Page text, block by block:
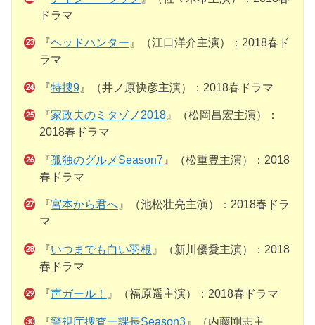
ドラマ
『ヘッドハンター 』（江口洋介主演）：2018春ド
ラマ
『特捜9』（井ノ原快彦主演）：2018春ドラマ
『家政夫のミタゾノ2018』（松岡昌宏主演）：
2018春ドラマ
『孤独のグルメSeason7 』（松重豊主演）：2018
春ドラマ
『宮本から君へ』（池松壮亮主演）：2018春ドラ
マ
『いつまでも白い羽根 』（新川優愛主演）：2018
春ドラマ
『声ガール！ 』（福原遥主演）：2018春ドラマ
『警視庁捜査一課長Season3』（内藤剛志主